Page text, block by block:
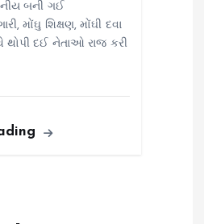
બની ગઈ
મોંઘુ શિક્ષણ, મોંઘી દવા
થોપી દઈ નેતાઓ રાજ કરી